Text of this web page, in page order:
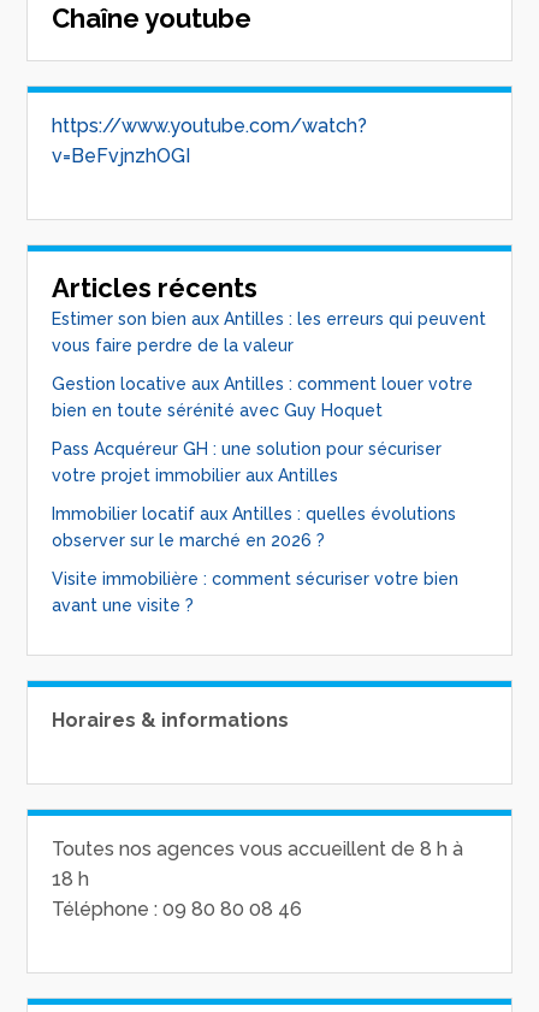
Chaîne youtube
https://www.youtube.com/watch?
v=BeFvjnzhOGI
Articles récents
Estimer son bien aux Antilles : les erreurs qui peuvent
vous faire perdre de la valeur
Gestion locative aux Antilles : comment louer votre
bien en toute sérénité avec Guy Hoquet
Pass Acquéreur GH : une solution pour sécuriser
votre projet immobilier aux Antilles
Immobilier locatif aux Antilles : quelles évolutions
observer sur le marché en 2026 ?
Visite immobilière : comment sécuriser votre bien
avant une visite ?
Horaires & informations
Toutes nos agences vous accueillent de 8 h à
18 h
Téléphone : 09 80 80 08 46